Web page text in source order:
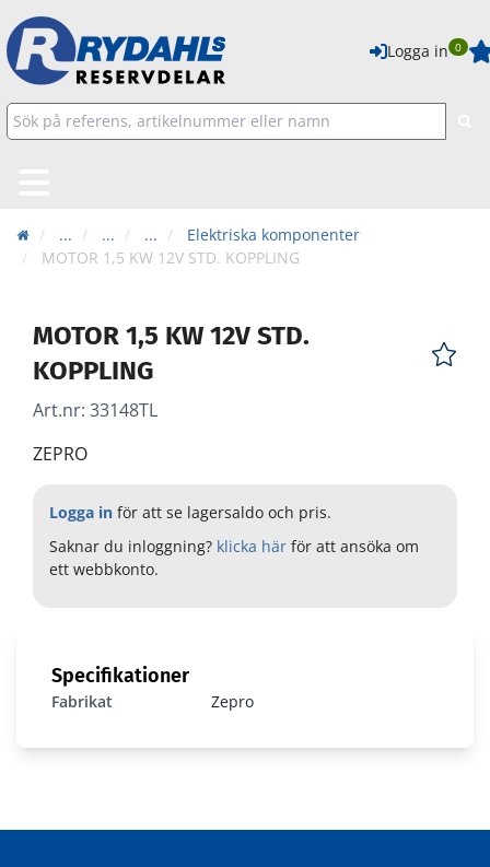
Logga in 0
... ... ...
Elektriska komponenter
MOTOR 1,5 KW 12V STD. KOPPLING
MOTOR 1,5 KW 12V STD.
KOPPLING
Art.nr: 33148TL
ZEPRO
Logga in för att se lagersaldo och pris.
Saknar du inloggning? klicka här för att ansöka om
ett webbkonto.
Specifikationer
Fabrikat Zepro